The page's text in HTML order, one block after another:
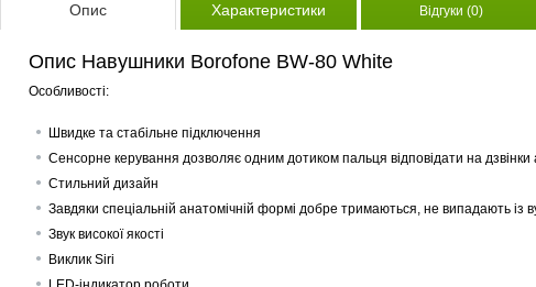
Опис Характеристики Відгуки (0)
Опис Навушники Borofone BW-80 White
Особливості:
Швидке та стабільне підключення
Сенсорне керування дозволяє одним дотиком пальця відповідати на дзвінки
Стильний дизайн
Завдяки спеціальній анатомічній формі добре тримаються, не випадають із
Звук високої якості
Виклик Siri